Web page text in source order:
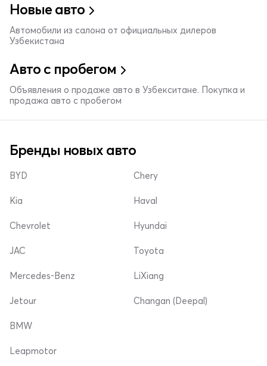
Новые авто
Автомобили из салона от официальных дилеров
Узбекистана
Авто с пробегом
Объявления о продаже авто в Узбекситане. Покупка и
продажа авто с пробегом
Бренды новых авто
BYD
Kia
Chevrolet
Chery
Haval
Hyundai
JAC
Mercedes-Benz
Jetour
Toyota
LiXiang
Changan (Deepal)
BMW
Leapmotor